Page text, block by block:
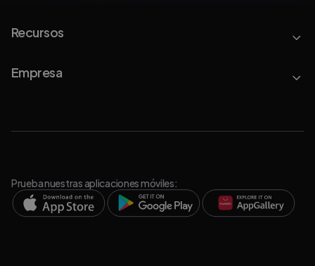
Recursos
Empresa
Prueba nuestras aplicaciones móviles: